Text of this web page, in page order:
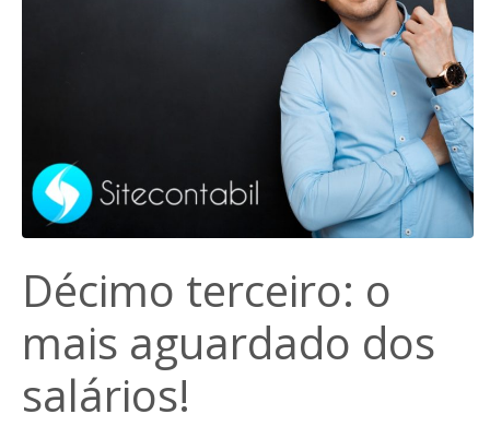
Décimo terceiro: o
mais aguardado dos
salários!